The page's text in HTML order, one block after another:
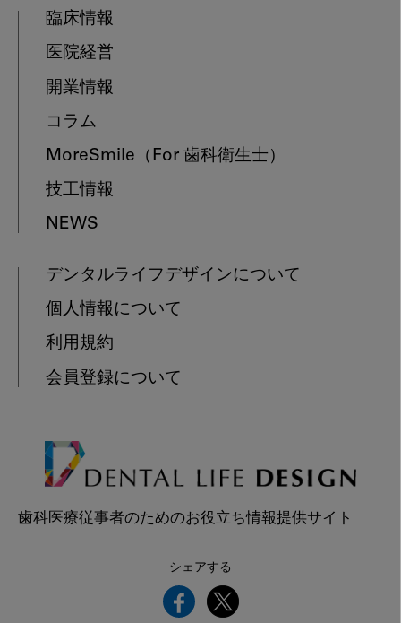
臨床情報
医院経営
開業情報
コラム
MoreSmile （For 歯科衛生士）
技工情報
NEWS
デンタルライフデザインについて
個人情報について
利用規約
会員登録について
歯科医療従事者のためのお役立ち情報提供サイト
シェアする